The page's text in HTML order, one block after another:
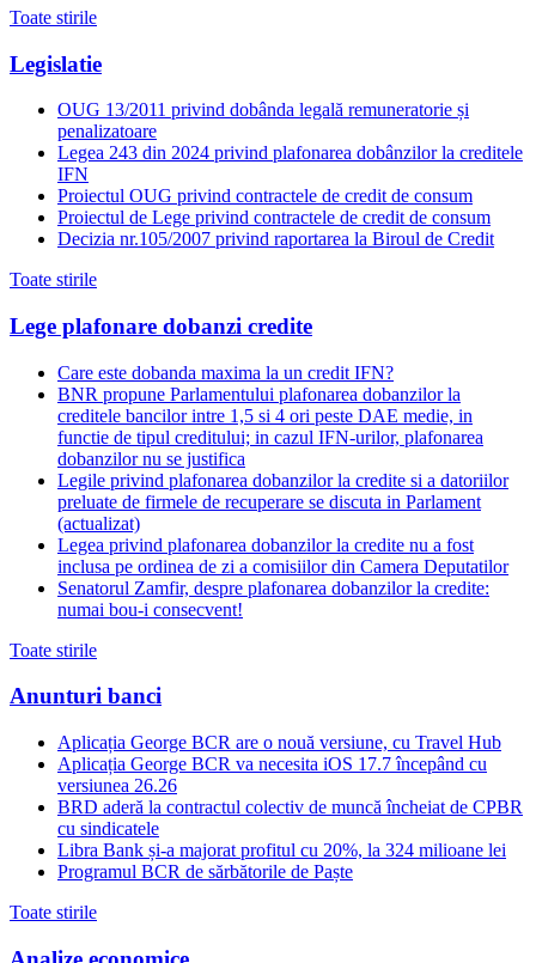
Toate stirile
Legislatie
OUG 13/2011 privind dobânda legală remuneratorie și
penalizatoare
Legea 243 din 2024 privind plafonarea dobânzilor la creditele
IFN
Proiectul OUG privind contractele de credit de consum
Proiectul de Lege privind contractele de credit de consum
Decizia nr.105/2007 privind raportarea la Biroul de Credit
Toate stirile
Lege plafonare dobanzi credite
Care este dobanda maxima la un credit IFN?
BNR propune Parlamentului plafonarea dobanzilor la
creditele bancilor intre 1,5 si 4 ori peste DAE medie, in
functie de tipul creditului; in cazul IFN-urilor, plafonarea
dobanzilor nu se justifica
Legile privind plafonarea dobanzilor la credite si a datoriilor
preluate de firmele de recuperare se discuta in Parlament
(actualizat)
Legea privind plafonarea dobanzilor la credite nu a fost
inclusa pe ordinea de zi a comisiilor din Camera Deputatilor
Senatorul Zamfir, despre plafonarea dobanzilor la credite:
numai bou-i consecvent!
Toate stirile
Anunturi banci
Aplicația George BCR are o nouă versiune, cu Travel Hub
Aplicația George BCR va necesita iOS 17.7 începând cu
versiunea 26.26
BRD aderă la contractul colectiv de muncă încheiat de CPBR
cu sindicatele
Libra Bank și-a majorat profitul cu 20%, la 324 milioane lei
Programul BCR de sărbătorile de Paște
Toate stirile